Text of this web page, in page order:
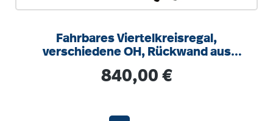
Fahrbares Viertelkreisregal,
verschiedene OH, Rückwand aus
Regulärer Preis:
840,00 €